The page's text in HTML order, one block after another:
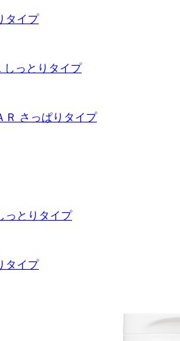
タイプ
しっとりタイプ
Ｒ さっぱりタイプ
っとりタイプ
タイプ